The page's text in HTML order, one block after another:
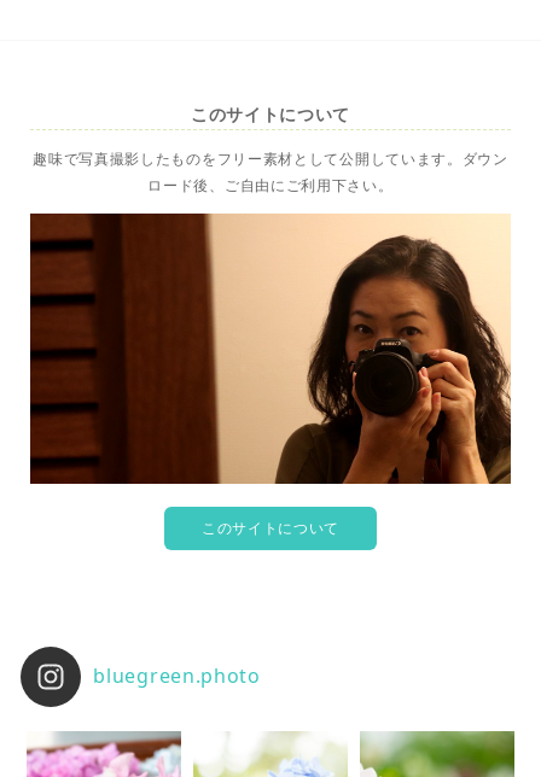
このサイトについて
趣味で写真撮影したものをフリー素材として公開しています。ダウン
ロード後、ご自由にご利用下さい。
このサイトについて
bluegreen.photo